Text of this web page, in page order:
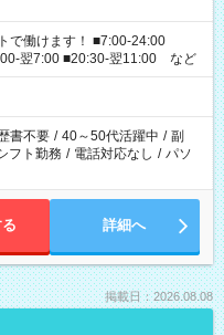
で働けます！ ■7:00-24:00
翌7:00 ■20:30-翌11:00 など
書不要 / 40～50代活躍中 / 副
フト勤務 / 電話対応なし / パソ
詳細へ
掲載日：2026.08.08